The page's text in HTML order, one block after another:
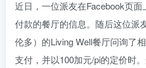
近日，一位派友在Facebook页
付款的餐厅的信息。随后这位派
伦多）的Living Well餐厅问询了
支付，并以100加元/pi的定价时